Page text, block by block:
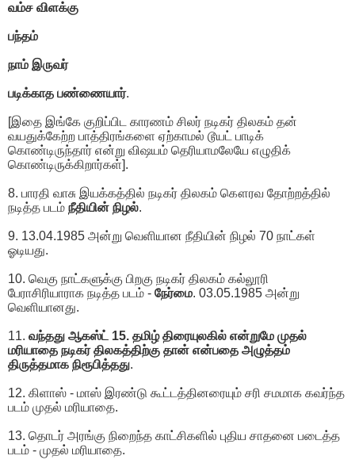
வம்ச விளக்கு
பந்தம்
நாம் இருவர்
படிக்காத பண்ணையார்.
[இதை இங்கே குறிப்பிட காரணம் சிலர் நடிகர் திலகம் தன்
வயதுக்கேற்ற பாத்திரங்களை ஏற்காமல் டூயட் பாடிக்
கொண்டிருந்தார் என்று விஷயம் தெரியாமலேயே எழுதிக்
கொண்டிருக்கிறார்கள்].
8. பாரதி வாசு இயக்கத்தில் நடிகர் திலகம் கௌரவ தோற்றத்தில்
நடித்த படம் நீதியின் நிழல்.
9. 13.04.1985 அன்று வெளியான நீதியின் நிழல் 70 நாட்கள்
ஓடியது.
10. வெகு நாட்களுக்கு பிறகு நடிகர் திலகம் கல்லூரி
பேராசிரியாராக நடித்த படம் - நேர்மை. 03.05.1985 அன்று
வெளியானது.
11. வந்தது ஆகஸ்ட் 15. தமிழ் திரையுலகில் என்றுமே முதல்
மரியாதை நடிகர் திலகத்திற்கு தான் என்பதை அழுத்தம்
திருத்தமாக நிரூபித்தது.
12. கிளாஸ் - மாஸ் இரண்டு கூட்டத்தினரையும் சரி சமமாக கவர்ந்த
படம் முதல் மரியாதை.
13. தொடர் அரங்கு நிறைந்த காட்சிகளில் புதிய சாதனை படைத்த
படம் - முதல் மரியாதை.